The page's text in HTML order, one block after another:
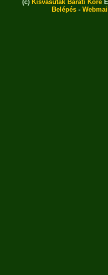
(c) Kisvasutak Baráti Köre
Belépés -